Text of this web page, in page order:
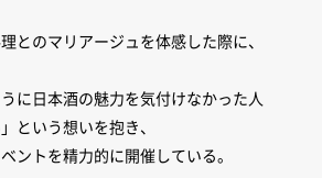
とのマリアージュを体感した際に、
に日本酒の魅力を気付けなかった人
という想いを抱き、
ントを精力的に開催している。